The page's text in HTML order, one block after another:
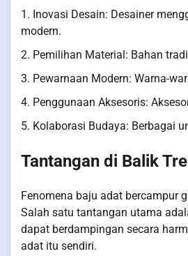
1. Inovasi Desain: Desainer
modern.
2. Pemilihan Material: Bahan
3. Pewarnaan Modern: Warna-
4. Penggunaan Aksesoris:
5. Kolaborasi Budaya: Berbagai
Tantangan di Balik
Fenomena baju adat bercampur
Salah satu tantangan utama
dapat berdampingan secara
adat itu sendiri.